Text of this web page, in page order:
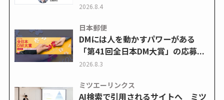
2026.8.4
日本郵便
DMには人を動かすパワーがある
「第41回全日本DM大賞」の応募...
2026.8.3
ミツエーリンクス
AI検索で引用されるサイトへ ミツ